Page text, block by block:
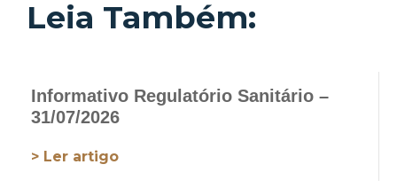
Leia Também:
Informativo Regulatório Sanitário –
31/07/2026
> Ler artigo